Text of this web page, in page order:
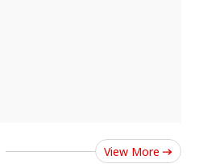
View More